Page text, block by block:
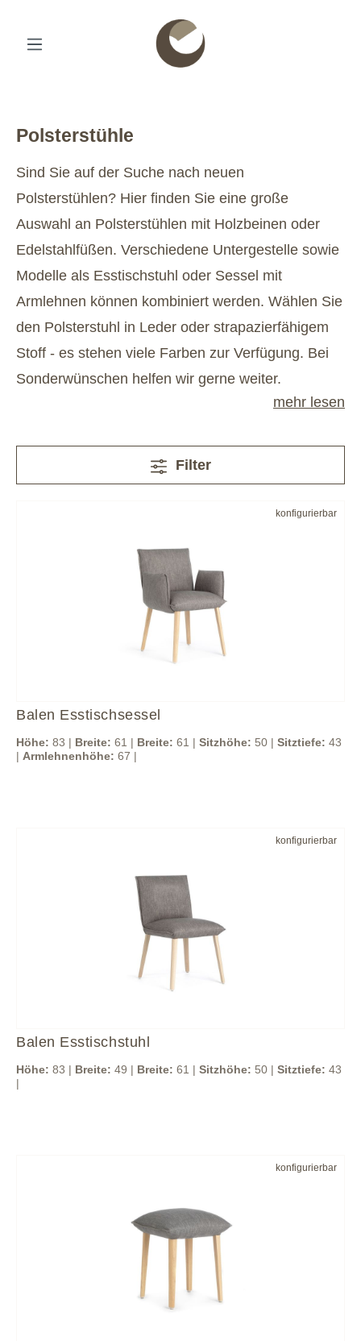
Polsterstühle
Sind Sie auf der Suche nach neuen
Polsterstühlen? Hier finden Sie eine große
Auswahl an Polsterstühlen mit Holzbeinen oder
Edelstahlfüßen. Verschiedene Untergestelle sowie
Modelle als Esstischstuhl oder Sessel mit
Armlehnen können kombiniert werden. Wählen Sie
den Polsterstuhl in Leder oder strapazierfähigem
Stoff - es stehen viele Farben zur Verfügung. Bei
Sonderwünschen helfen wir gerne weiter.
mehr lesen
Filter
konfigurierbar
Balen Esstischsessel
Höhe: 83 | Breite: 61 | Breite: 61 | Sitzhöhe: 50 | Sitztiefe: 43
| Armlehnenhöhe: 67 |
konfigurierbar
Balen Esstischstuhl
Höhe: 83 | Breite: 49 | Breite: 61 | Sitzhöhe: 50 | Sitztiefe: 43
|
konfigurierbar